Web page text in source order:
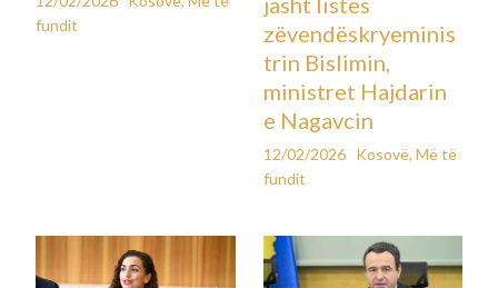
fundit
zëvendëskryeminis
trin Bislimin,
ministret Hajdarin
e Nagavcin
12/02/2026 Kosovë, Më të
fundit